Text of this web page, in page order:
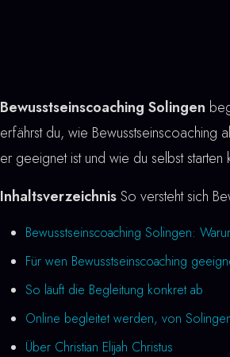
Bewusstseinscoaching Solingen
erfährst du, wie Bewusstseinscoaching
er geeignet ist und wie du selbst
InhaltsverzeichnisSo versteht sich
Bewusstseinscoaching Solingen:
Für wen Bewusstseinscoaching
So läuft die Begleitung konkret ab
Online begleitet werden, von
Über Christian Elijah Christus